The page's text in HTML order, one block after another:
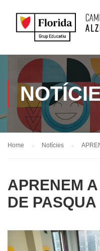
Home Notícies
APRENEM
DE PASQUA